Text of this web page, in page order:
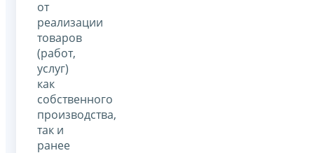
от
реализации
товаров
(работ,
услуг)
как
собственного
производства,
так и
ранее